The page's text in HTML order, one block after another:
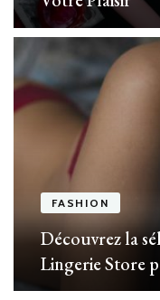
FASHION
Découvrez la
Lingerie Store